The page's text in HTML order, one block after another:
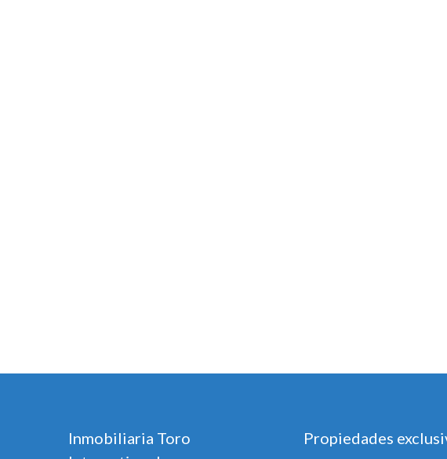
Inmobiliaria Toro
Propiedades